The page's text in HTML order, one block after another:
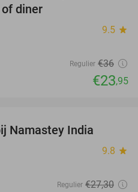
diner
9.5 star
Regulier €36
€23,95
Namastey India
9.8 star
Regulier €27,30